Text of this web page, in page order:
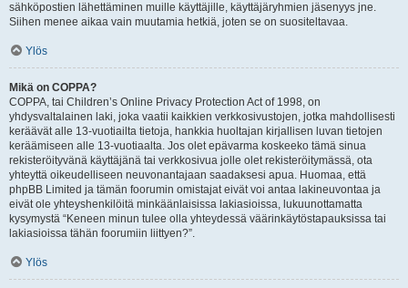
sähköpostien lähettäminen muille käyttäjille, käyttäjäryhmien jäsenyys jne.
Siihen menee aikaa vain muutamia hetkiä, joten se on suositeltavaa.
Ylös
Mikä on COPPA?
COPPA, tai Children’s Online Privacy Protection Act of 1998, on
yhdysvaltalainen laki, joka vaatii kaikkien verkkosivustojen, jotka mahdollisesti
keräävät alle 13-vuotiailta tietoja, hankkia huoltajan kirjallisen luvan tietojen
keräämiseen alle 13-vuotiaalta. Jos olet epävarma koskeeko tämä sinua
rekisteröityvänä käyttäjänä tai verkkosivua jolle olet rekisteröitymässä, ota
yhteyttä oikeudelliseen neuvonantajaan saadaksesi apua. Huomaa, että
phpBB Limited ja tämän foorumin omistajat eivät voi antaa lakineuvontaa ja
eivät ole yhteyshenkilöitä minkäänlaisissa lakiasioissa, lukuunottamatta
kysymystä “Keneen minun tulee olla yhteydessä väärinkäytöstapauksissa tai
lakiasioissa tähän foorumiin liittyen?”.
Ylös